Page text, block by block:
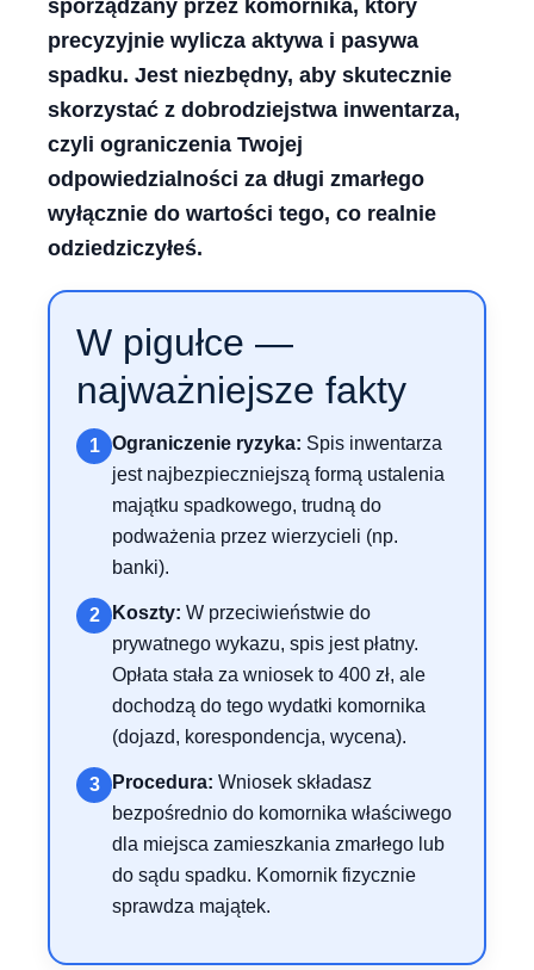
sporządzany przez komornika, który
precyzyjnie wylicza aktywa i pasywa
spadku. Jest niezbędny, aby skutecznie
skorzystać z dobrodziejstwa inwentarza,
czyli ograniczenia Twojej
odpowiedzialności za długi zmarłego
wyłącznie do wartości tego, co realnie
odziedziczyłeś.
W pigułce —
najważniejsze fakty
1 Ograniczenie ryzyka: Spis inwentarza
jest najbezpieczniejszą formą ustalenia
majątku spadkowego, trudną do
podważenia przez wierzycieli (np.
banki).
2 Koszty: W przeciwieństwie do
prywatnego wykazu, spis jest płatny.
Opłata stała za wniosek to 400 zł, ale
dochodzą do tego wydatki komornika
(dojazd, korespondencja, wycena).
3 Procedura: Wniosek składasz
bezpośrednio do komornika właściwego
dla miejsca zamieszkania zmarłego lub
do sądu spadku. Komornik fizycznie
sprawdza majątek.